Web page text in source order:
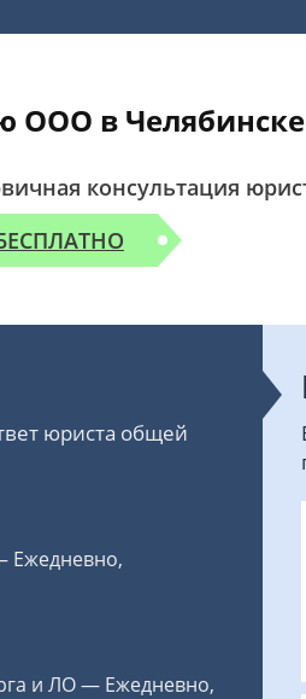
ООО в Челябинске
консультация
юриста общей
Ежедневно,
и ЛО — Ежедневно,